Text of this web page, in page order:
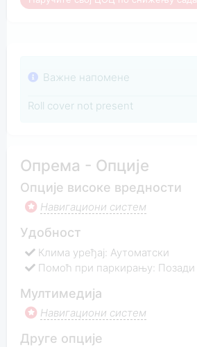
Важне напомене
Roll cover not present
Опрема - Опције
Опције високе вредности
Навигациони систем
Удобност
Клима уређај: Аутоматски
Помоћ при паркирању: Позади
Мултимедија
Навигациони систем
Друге опције